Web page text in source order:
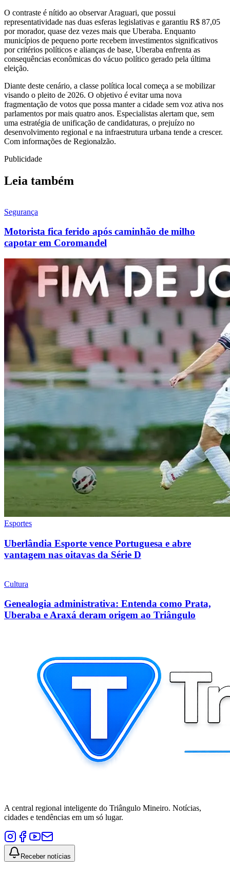
O contraste é nítido ao observar Araguari, que possui
representatividade nas duas esferas legislativas e garantiu R$ 87,05
por morador, quase dez vezes mais que Uberaba. Enquanto
municípios de pequeno porte recebem investimentos significativos
por critérios políticos e alianças de base, Uberaba enfrenta as
consequências econômicas do vácuo político gerado pela última
eleição.
Diante deste cenário, a classe política local começa a se mobilizar
visando o pleito de 2026. O objetivo é evitar uma nova
fragmentação de votos que possa manter a cidade sem voz ativa nos
parlamentos por mais quatro anos. Especialistas alertam que, sem
uma estratégia de unificação de candidaturas, o prejuízo no
desenvolvimento regional e na infraestrutura urbana tende a crescer.
Com informações de Regionalzão.
Publicidade
Leia também
Segurança
Motorista fica ferido após caminhão de milho
capotar em Coromandel
Esportes
Uberlândia Esporte vence Portuguesa e abre
vantagem nas oitavas da Série D
Cultura
Genealogia administrativa: Entenda como Prata,
Uberaba e Araxá deram origem ao Triângulo
A central regional inteligente do Triângulo Mineiro. Notícias,
cidades e tendências em um só lugar.
Receber notícias